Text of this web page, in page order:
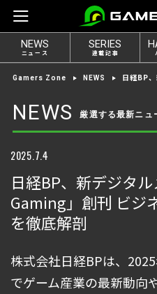
NEWS
ニュース
SERIES
連載記事
Gamers Zone NEWS 日経BP、新デジ
NEWS 厳選する最新ニュ
2025.7.4
日経BP、新デジタ
Gaming」創刊 ビジ
を徹底解剖
株式会社日経BPは、
でゲーム産業の最新動向